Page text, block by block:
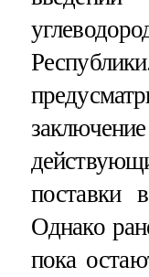
Однако
пока